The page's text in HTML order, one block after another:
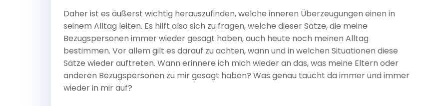
Daher ist es äußerst wichtig herauszufinden, welche inneren Überzeugungen einen in
seinem Alltag leiten. Es hilft also sich zu fragen, welche dieser Sätze, die meine
Bezugspersonen immer wieder gesagt haben, auch heute noch meinen Alltag
bestimmen. Vor allem gilt es darauf zu achten, wann und in welchen Situationen diese
Sätze wieder auftreten. Wann erinnere ich mich wieder an das, was meine Eltern oder
anderen Bezugspersonen zu mir gesagt haben? Was genau taucht da immer und immer
wieder in mir auf?